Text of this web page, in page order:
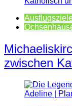
zwischen